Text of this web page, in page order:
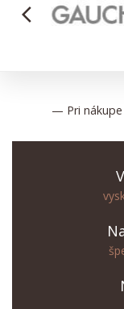
arrow_back_ios
— Pri nákupe